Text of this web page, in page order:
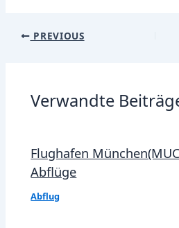
Post
PREVIOUS
Verwandte
Flughafen
Abflüge
Abflug